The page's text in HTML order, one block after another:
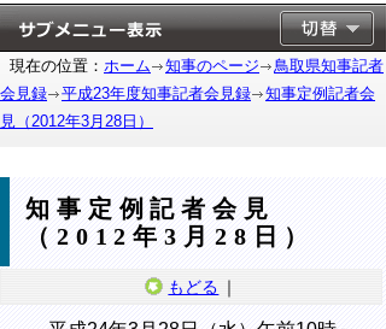
る
現在の位置： ホーム 知事のページ
鳥取県知事記者
会見録
平成23年度知事記者会見録
知事定例記者会
見（2012年3月28日）
知事定例記者会見
（2012年3月28日）
もどる ｜